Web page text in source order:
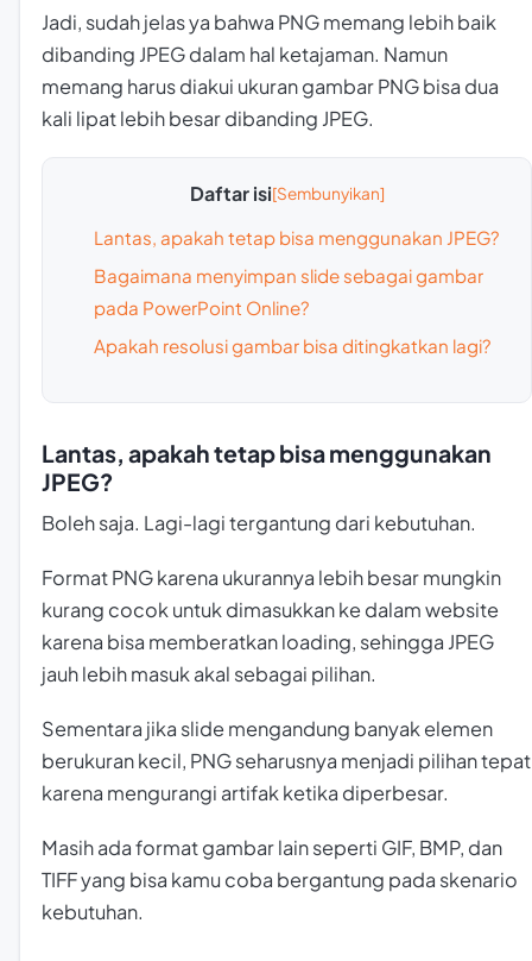
Jadi, sudah jelas ya bahwa PNG memang lebih baik
dibanding JPEG dalam hal ketajaman. Namun
memang harus diakui ukuran gambar PNG bisa dua
kali lipat lebih besar dibanding JPEG.
Daftar isi
Lantas, apakah tetap bisa menggunakan JPEG?
Bagaimana menyimpan slide sebagai gambar
pada PowerPoint Online?
Apakah resolusi gambar bisa ditingkatkan lagi?
Lantas, apakah tetap bisa menggunakan
JPEG?
Boleh saja. Lagi-lagi tergantung dari kebutuhan.
Format PNG karena ukurannya lebih besar mungkin
kurang cocok untuk dimasukkan ke dalam website
karena bisa memberatkanloading, sehingga JPEG
jauh lebih masuk akal sebagai pilihan.
Sementara jika slide mengandung banyak elemen
berukuran kecil, PNG seharusnya menjadi pilihan tepat
karena mengurangi artifak ketika diperbesar.
Masih ada format gambar lain seperti GIF, BMP, dan
TIFF yang bisa kamu coba bergantung pada skenario
kebutuhan.